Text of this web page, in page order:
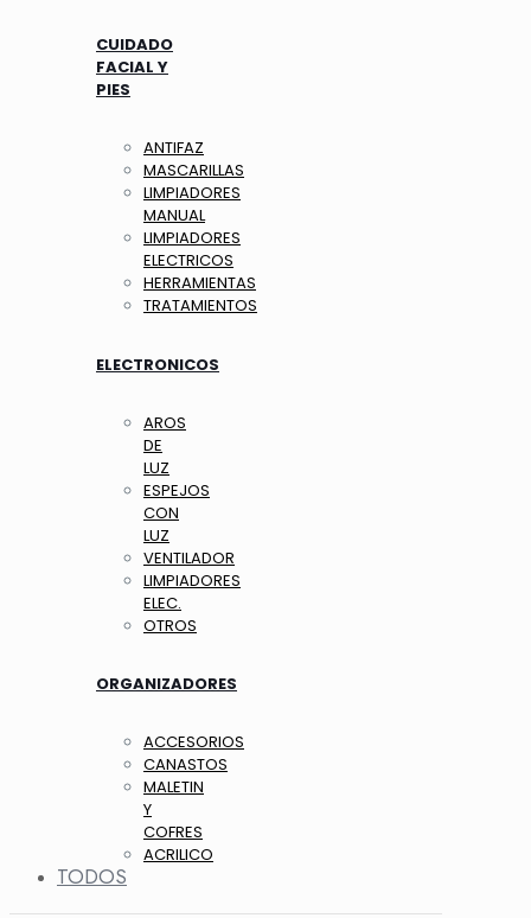
CUIDADO
FACIAL Y
PIES
ANTIFAZ
MASCARILLAS
LIMPIADORES
MANUAL
LIMPIADORES
ELECTRICOS
HERRAMIENTAS
TRATAMIENTOS
ELECTRONICOS
AROS
DE
LUZ
ESPEJOS
CON
LUZ
VENTILADOR
LIMPIADORES
ELEC.
OTROS
ORGANIZADORES
ACCESORIOS
CANASTOS
MALETIN
Y
COFRES
ACRILICO
TODOS